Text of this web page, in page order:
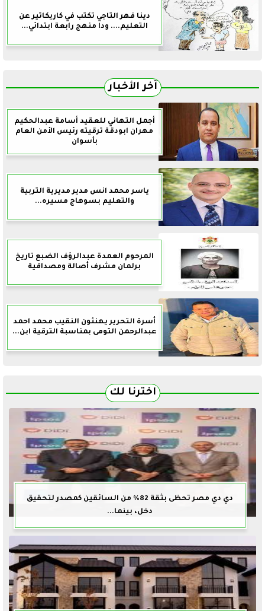
دينا فهر التاجي تكتب في كاريكاتير عن
التعليم.... ودا منهج رابعة ابتدائي...
آخر الأخبار
أجمل التهاني للعقيد أسامة عبدالحكيم
مهران ابودقة ترقيته رئيس الأمن العام
بأسوان
ياسر محمد انس مدير مديرية التربية
والتعليم بسوهاج مسيره...
المرحوم العمدة عبدالرؤف الضبع تاريخ
برلمان مشرف أصالة ومصداقية
أسرة التحرير يهنئون النقيب محمد احمد
عبدالرحمن التومى بمناسبة الترقية ابن...
اخترنا لك
دي دي مصر تحظى بثقة 82% من السائقين كمصدر لتحقيق
دخل، بينما...